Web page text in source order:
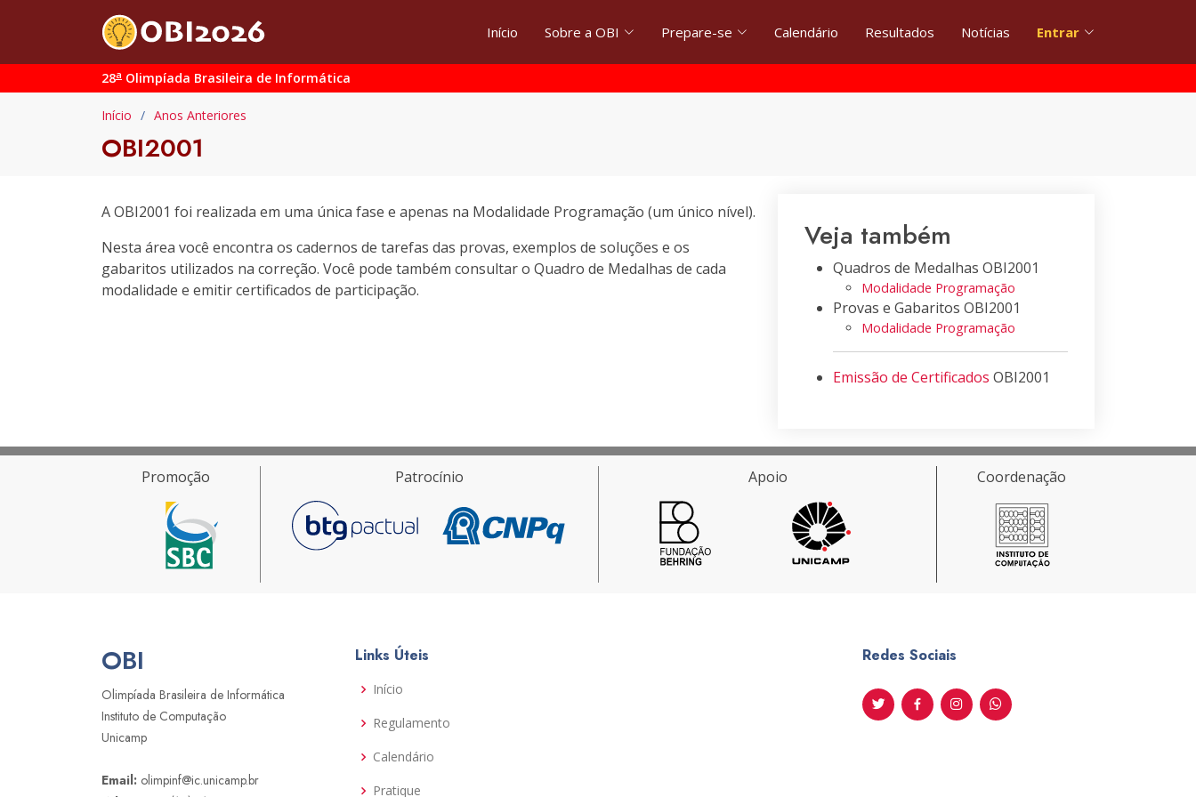
Início Sobre a OBI Prepare-se Calendário Resultados Notícias Entrar
28a Olimpíada Brasileira de Informática
Início Anos Anteriores
OBI2001
A OBI2001 foi realizada em uma única fase e apenas na Modalidade Programação (um único nível).
Nesta área você encontra os cadernos de tarefas das provas, exemplos de soluções e os
gabaritos utilizados na correção. Você pode também consultar o Quadro de Medalhas de cada
modalidade e emitir certificados de participação.
Veja também
Quadros de Medalhas OBI2001
Modalidade Programação
Provas e Gabaritos OBI2001
Modalidade Programação
Emissão de Certificados OBI2001
Promoção Patrocínio Apoio Coordenação
OBI
Olimpíada Brasileira de Informática
Instituto de Computação
Unicamp
Email: olimpinf@ic.unicamp.br
Links Úteis
Início
Regulamento
Calendário
Pratique
Redes Sociais